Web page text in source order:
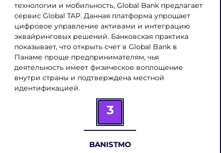
технологии и мобильность, Global Bank предлагает
сервис Global TAP. Данная платформа упрощает
цифровое управление активами и интеграцию
эквайринговых решений. Банковская практика
показывает, что открыть счет в Global Bank в
Панаме проще предпринимателям, чья
деятельность имеет физическое воплощение
внутри страны и подтверждена местной
идентификацией.
3
BANISTMO